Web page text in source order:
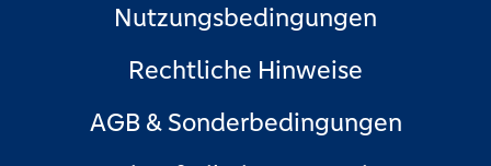
Nutzungsbedingungen
Rechtliche Hinweise
AGB & Sonderbedingungen